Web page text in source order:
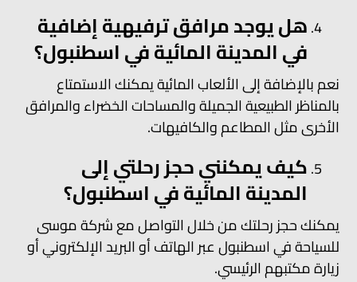
هل يوجد مرافق ترفيهية إضافية
في المدينة المائية في اسطنبول؟
نعم بالإضافة إلى الألعاب المائية يمكنك الاستمتاع
بالمناظر الطبيعية الجميلة والمساحات الخضراء والمرافق
الأخرى مثل المطاعم والكافيهات.
كيف يمكنني حجز رحلتي إلى
المدينة المائية في اسطنبول؟
يمكنك حجز رحلتك من خلال التواصل مع شركة موسى
للسياحة في اسطنبول عبر الهاتف أو البريد الإلكتروني أو
زيارة مكتبهم الرئيسي.